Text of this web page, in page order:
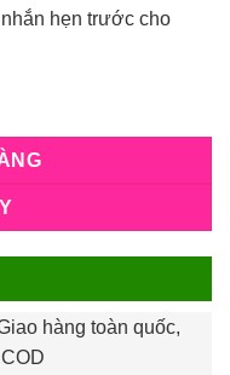
hẹn trước cho
hàng toàn quốc,